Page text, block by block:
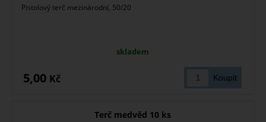
Pistolový terč mezinárodní, 50/20
skladem
5,00 Kč
Terč medvěd 10 ks